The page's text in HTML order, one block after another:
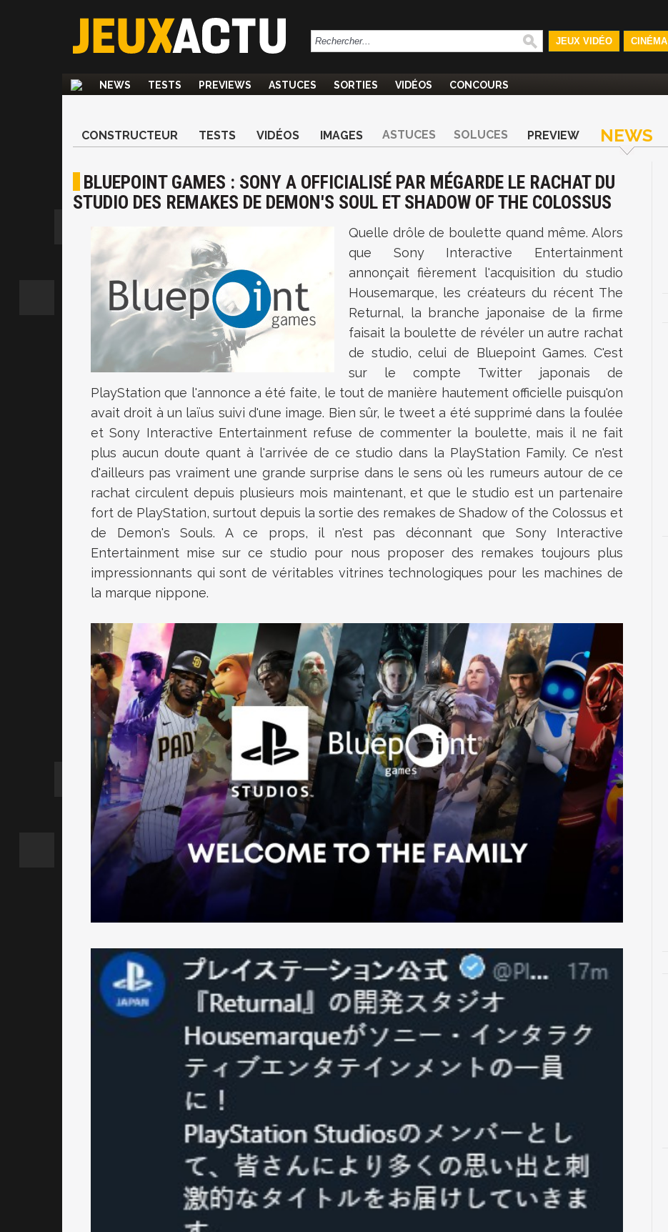
JEUX VIDÉO CINÉMA
NEWS TESTS PREVIEWS ASTUCES SORTIES VIDÉOS CONCOURS
CONSTRUCTEUR TESTS VIDÉOS IMAGES ASTUCES SOLUCES PREVIEW NEWS
BLUEPOINT GAMES : SONY A OFFICIALISÉ PAR MÉGARDE LE RACHAT DU
STUDIO DES REMAKES DE DEMON'S SOUL ET SHADOW OF THE COLOSSUS
Quelle drôle de boulette quand même. Alors
que Sony Interactive Entertainment
annonçait fièrement l'acquisition du studio
Housemarque, les créateurs du récent The
Returnal, la branche japonaise de la firme
faisait la boulette de révéler un autre rachat
de studio, celui de Bluepoint Games. C'est
sur le compte Twitter japonais de
PlayStation que l'annonce a été faite, le tout de manière hautement officielle puisqu'on
avait droit à un laïus suivi d'une image. Bien sûr, le tweet a été supprimé dans la foulée
et Sony Interactive Entertainment refuse de commenter la boulette, mais il ne fait
plus aucun doute quant à l'arrivée de ce studio dans la PlayStation Family. Ce n'est
d'ailleurs pas vraiment une grande surprise dans le sens où les rumeurs autour de ce
rachat circulent depuis plusieurs mois maintenant, et que le studio est un partenaire
fort de PlayStation, surtout depuis la sortie des remakes de Shadow of the Colossus et
de Demon's Souls. A ce props, il n'est pas déconnant que Sony Interactive
Entertainment mise sur ce studio pour nous proposer des remakes toujours plus
impressionnants qui sont de véritables vitrines technologiques pour les machines de
la marque nippone.